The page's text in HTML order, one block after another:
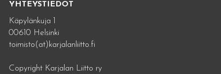
YHTEYSTIEDOT
Käpylänkuja 1
00610 Helsinki
toimisto(at)karjalanliitto.fi
Copyright Karjalan Liitto ry